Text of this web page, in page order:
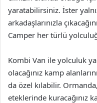
yaratabilirsiniz. İster
arkadaşlarınızla
Camper her türlü
Kombi Van ile yolculuk
olacağınız kamp
da özel kılabilir.
eteklerinde kuracağınız